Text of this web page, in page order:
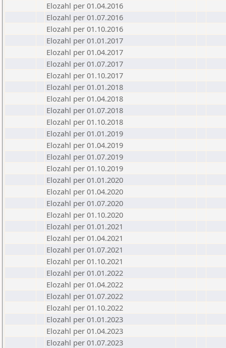
Elozahl per 01.04.2016
Elozahl per 01.07.2016
Elozahl per 01.10.2016
Elozahl per 01.01.2017
Elozahl per 01.04.2017
Elozahl per 01.07.2017
Elozahl per 01.10.2017
Elozahl per 01.01.2018
Elozahl per 01.04.2018
Elozahl per 01.07.2018
Elozahl per 01.10.2018
Elozahl per 01.01.2019
Elozahl per 01.04.2019
Elozahl per 01.07.2019
Elozahl per 01.10.2019
Elozahl per 01.01.2020
Elozahl per 01.04.2020
Elozahl per 01.07.2020
Elozahl per 01.10.2020
Elozahl per 01.01.2021
Elozahl per 01.04.2021
Elozahl per 01.07.2021
Elozahl per 01.10.2021
Elozahl per 01.01.2022
Elozahl per 01.04.2022
Elozahl per 01.07.2022
Elozahl per 01.10.2022
Elozahl per 01.01.2023
Elozahl per 01.04.2023
Elozahl per 01.07.2023